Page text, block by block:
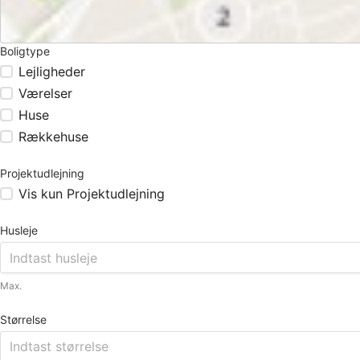
Boligtype
Lejligheder
Værelser
Huse
Rækkehuse
Projektudlejning
Vis kun Projektudlejning
Husleje
Max.
Størrelse